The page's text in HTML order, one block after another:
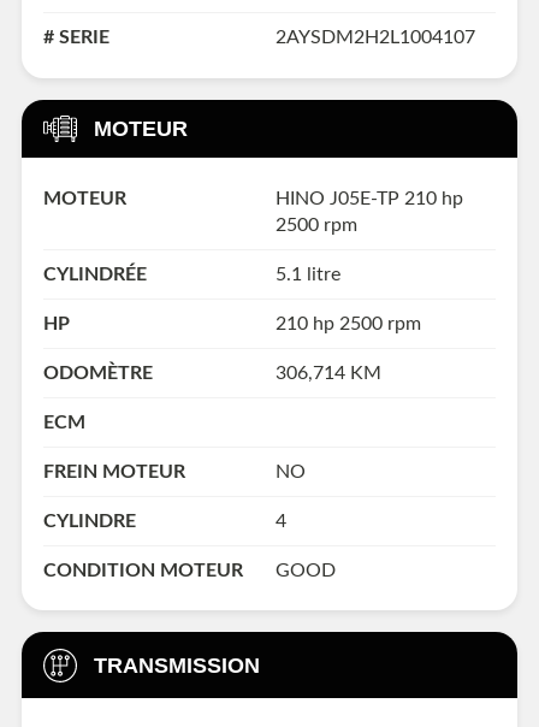
# SERIE 2AYSDM2H2L1004107
MOTEUR
MOTEUR
HINO J05E-TP 210 hp
2500 rpm
CYLINDRÉE 5.1 litre
HP 210 hp 2500 rpm
ODOMÈTRE 306,714 KM
ECM
FREIN MOTEUR NO
CYLINDRE 4
CONDITION MOTEUR GOOD
TRANSMISSION